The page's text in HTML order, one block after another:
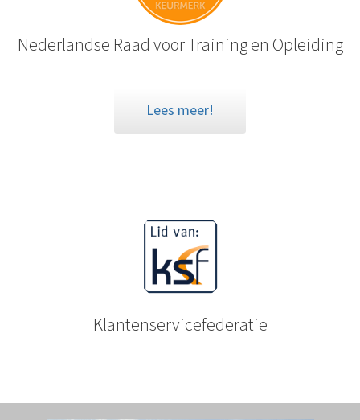
Nederlandse Raad voor Training en Opleiding
Lees meer!
Klantenservicefederatie